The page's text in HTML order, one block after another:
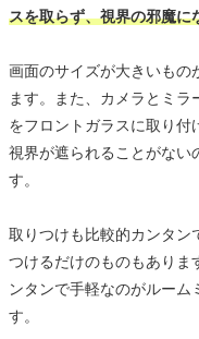
スを取らず、視界の邪魔に
画面のサイズが大きいもの
ます。また、カメラとミ
をフロントガラスに取り付
視界が遮られることがない
す。
取りつけも比較的カンタン
つけるだけのものもありま
ンタンで手軽なのがルー
す。